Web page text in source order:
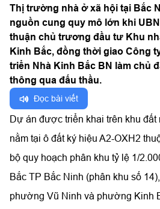
Thị trường nhà ở xã hội tại Bắc
nguồn cung quy mô lớn khi
thuận chủ trương đầu tư Khu
Kinh Bắc, đồng thời giao Công
triển Nhà Kinh Bắc BN làm chủ
thông qua đấu thầu.
Đọc bài viết
Dự án được triển khai trên khu đất
nằm tại ô đất ký hiệu A2-OXH2
bộ quy hoạch phân khu tỷ lệ 1/
Bắc TP Bắc Ninh (phân khu số
phường Vũ Ninh và phường Kinh